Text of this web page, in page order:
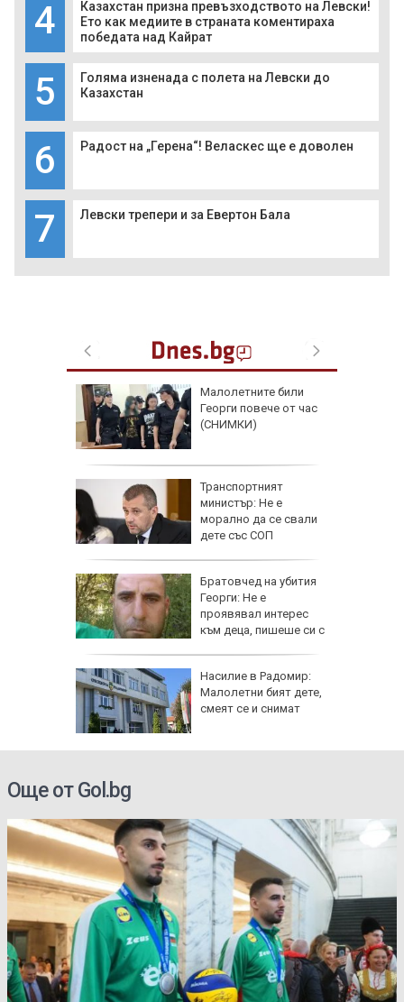
4
Казахстан призна превъзходството на Левски!
Ето как медиите в страната коментираха
победата над Кайрат
5
Голяма изненада с полета на Левски до
Казахстан
6 Радост на „Герена“! Веласкес ще е доволен
7 Левски трепери и за Евертон Бала
Малолетните били
Георги повече от час
(СНИМКИ)
Транспортният
министър: Не е
морално да се свали
дете със СОП
Братовчед на убития
Георги: Не е
проявявал интерес
към деца, пишеше си с
Насилие в Радомир:
Малолетни бият дете,
смеят се и снимат
Още от Gol.bg